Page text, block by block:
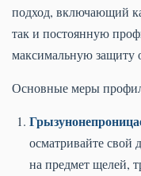
подход, включающий
так и постоянную
максимальную защиту
Основные меры
осматривайте свой
на предмет щелей,